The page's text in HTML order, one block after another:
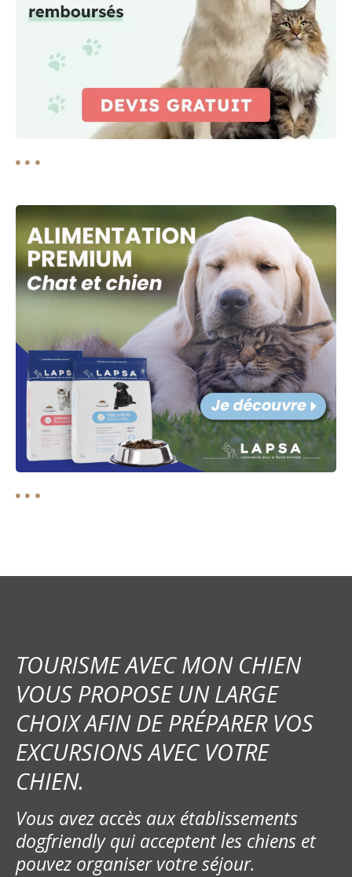
TOURISME AVEC MON CHIEN
VOUS PROPOSE UN LARGE
CHOIX AFIN DE PRÉPARER VOS
EXCURSIONS AVEC VOTRE
CHIEN.
Vous avez accès aux établissements
dogfriendly qui acceptent les chiens et
pouvez organiser votre séjour.